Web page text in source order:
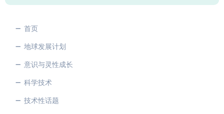
首页
地球发展计划
意识与灵性成长
科学技术
技术性话题